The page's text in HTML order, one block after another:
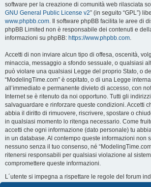
software per la creazione di comunità web rilasciata
GNU General Public License v2” (in seguito “GPL”)
www.phpbb.com. Il software phpBB facilita le aree di
phpBB Limited non è responsabile dei contenuti e
informazioni su phpBB: https://www.phpbb.com.
Accetti di non inviare alcun tipo di offesa, oscenità,
minaccia, messaggio a sfondo sessuale, o qualsiasi
può violare una qualsiasi Legge del proprio Stato, o
“ModelingTime.com” è ospitato, o di una Legge
all’immediato e permanente divieto di accesso, con
Internet se è ritenuto da noi opportuno. Tutti gli
salvaguardare e rinforzare queste condizioni. Accetti
abbia il diritto di rimuovere, riscrivere, spostare o
in qualsiasi momento lo ritenga necessario. Come
accetti che ogni informazione (dato personale) tu
in un database. Al contempo queste informazioni non
nessuno senza il tuo consenso, né
ritenersi responsabili per qualsiasi violazione al
compromettere queste informazioni.
L´utente si impegna a rispettare le regole del forum